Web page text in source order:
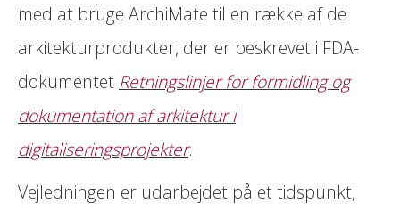
med at bruge ArchiMate til en række af de
arkitekturprodukter, der er beskrevet i FDA-
dokumentet Retningslinjer for formidling og
dokumentation af arkitektur i
digitaliseringsprojekter.
Vejledningen er udarbejdet på et tidspunkt,